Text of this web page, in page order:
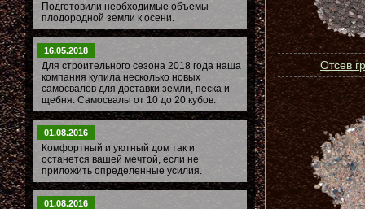
Отсев
Подготовили необходимые объемы
плодородной земли к осени.
16.05.2018
Для строительного сезона 2018 года наша
компания купила несколько новых
самосвалов для доставки земли, песка и
щебня. Самосвалы от 10 до 20 кубов.
01.08.2016
Комфортный и уютный дом так и
останется вашей мечтой, если не
приложить определенные усилия.
01.08.2016